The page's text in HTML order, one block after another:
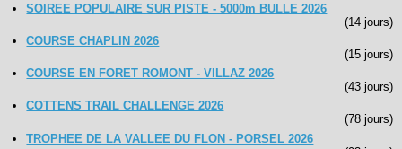
SOIREE POPULAIRE SUR PISTE - 5000m BULLE 2026
(14 jours)
COURSE CHAPLIN 2026
(15 jours)
COURSE EN FORET ROMONT - VILLAZ 2026
(43 jours)
COTTENS TRAIL CHALLENGE 2026
(78 jours)
TROPHEE DE LA VALLEE DU FLON - PORSEL 2026